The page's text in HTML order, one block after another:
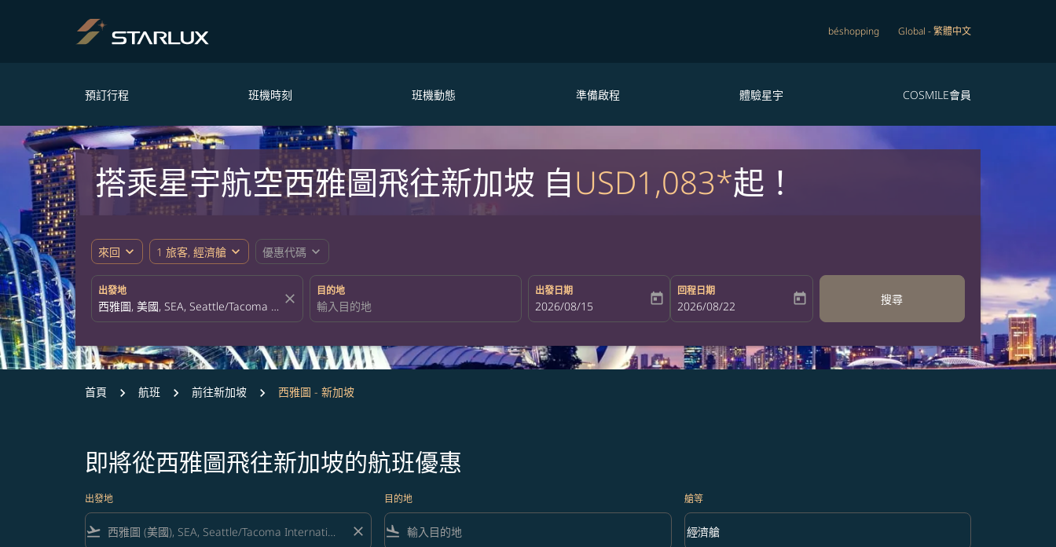
béshopping Global -繁體中文
預訂行程 班機時刻 班機動態 準備啟程 體驗星宇 COSMILE會員
搭乘星宇航空西雅圖飛往新加坡 自USD1,083*起！
來回 expand_more 1 旅客, 經濟艙 expand_more 優惠代碼 expand_more
出發地
close
目的地 出發日期
fc-booking-departure-date-aria-label
2026/08/15 today
回程日期
fc-booking-return-date-aria-label
2026/08/22 today 搜尋
首頁 航班 前往新加坡 西雅圖 - 新加坡
即將從西雅圖飛往新加坡的航班優惠
出發地
flight_takeoff close
目的地
flight_land
艙等
艙等 option 經濟艙 Selected
經濟艙
keyboard_arrow_down